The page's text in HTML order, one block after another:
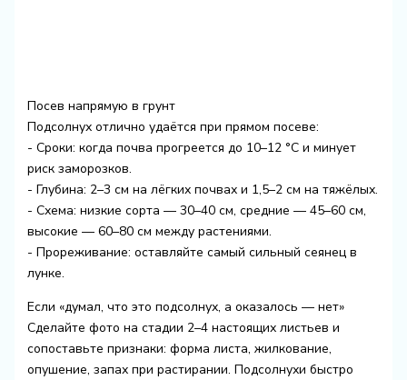
Посев напрямую в грунт
Подсолнух отлично удаётся при прямом посеве:
- Сроки: когда почва прогреется до 10–12 °C и минует
риск заморозков.
- Глубина: 2–3 см на лёгких почвах и 1,5–2 см на тяжёлых.
- Схема: низкие сорта — 30–40 см, средние — 45–60 см,
высокие — 60–80 см между растениями.
- Прореживание: оставляйте самый сильный сеянец в
лунке.
Если «думал, что это подсолнух, а оказалось — нет»
Сделайте фото на стадии 2–4 настоящих листьев и
сопоставьте признаки: форма листа, жилкование,
опушение, запах при растирании. Подсолнухи быстро